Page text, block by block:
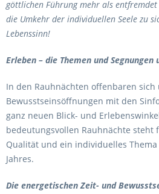
göttlichen Führung mehr als
die Umkehr der individuellen Seele zu
Lebenssinn!
Erleben – die Themen und
In den Rauhnächten offenbaren sich
Bewusstseinsöffnungen mit den
ganz neuen Blick- und
bedeutungsvollen Rauhnächte steht
Qualität und ein individuelles
Jahres.
Die energetischen Zeit- und